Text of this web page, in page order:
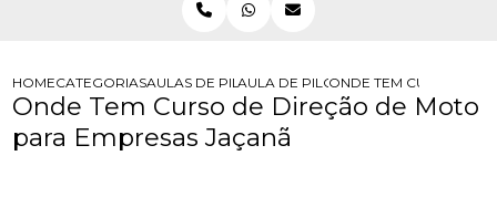
HOMECATEGORIASAULAS DE PILOTAGEM PARA EMPRESAS
AULA DE PILOTAGEM PARA
ONDE TEM CURSO DE
Onde Tem Curso de Direção de Moto
para Empresas Jaçanã